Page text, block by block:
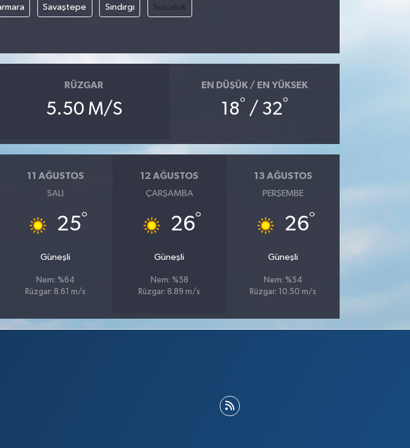
Savaştepe Sındırgı Susurluk
RÜZGAR
5.50 M/S
EN DÜŞÜK / EN YÜKSEK
18° / 32°
11 AĞUSTOS
SALI
25°
Güneşli
Nem: %64
Rüzgar: 8.61 m/s
12 AĞUSTOS
ÇARŞAMBA
26°
Güneşli
Nem: %58
Rüzgar: 8.89 m/s
13 AĞUSTOS
PERŞEMBE
26°
Güneşli
Nem: %54
Rüzgar: 10.50 m/s